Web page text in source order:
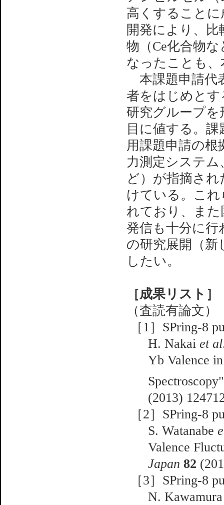
高くすること
開発により、
物（Ce化合物
なったことも
本課題申請代
者をはじめと
研究グループ
目に値する。
用課題申請の根
力測定システム
ど）が指摘さ
けている。こ
れており、ま
発信も十分に
の研究展開（新
したい。
［成果リスト］
（査読有論文）
［1］SPring-8
H. Nakaiet al
Yb Valence
(2013)
［2］SPring-8
S. Watanabe
Valence
Japan 82
［3］SPring-8
N.